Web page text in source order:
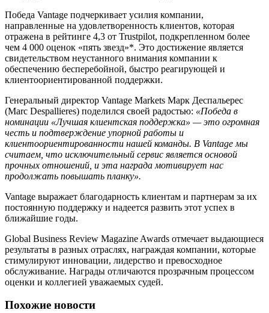
Победа Vantage подчеркивает усилия компании,
направленные на удовлетворенность клиентов, которая
отражена в рейтинге 4,3 от Trustpilot, подкрепленном более
чем 4 000 оценок «пять звезд»*. Это достижение является
свидетельством неустанного внимания компании к
обеспечению бесперебойной, быстро реагирующей и
клиентоориентированной поддержки.
Генеральный директор Vantage Markets Марк Деспальерес
(Marc Despallieres) поделился своей радостью: «Победа в
номинации «Лучшая клиентская поддержка» — это огромная
честь и подтверждение упорной работы и
клиентоориентированности нашей команды. В Vantage мы
считаем, что исключительный сервис является основой
прочных отношений, и эта награда мотивирует нас
продолжать повышать планку».
Vantage выражает благодарность клиентам и партнерам за их
постоянную поддержку и надеется развить этот успех в
ближайшие годы.
Global Business Review Magazine Awards отмечает выдающиеся
результаты в разных отраслях, награждая компании, которые
стимулируют инновации, лидерство и превосходное
обслуживание. Награды отличаются прозрачным процессом
оценки и коллегией уважаемых судей.
Похожие новости